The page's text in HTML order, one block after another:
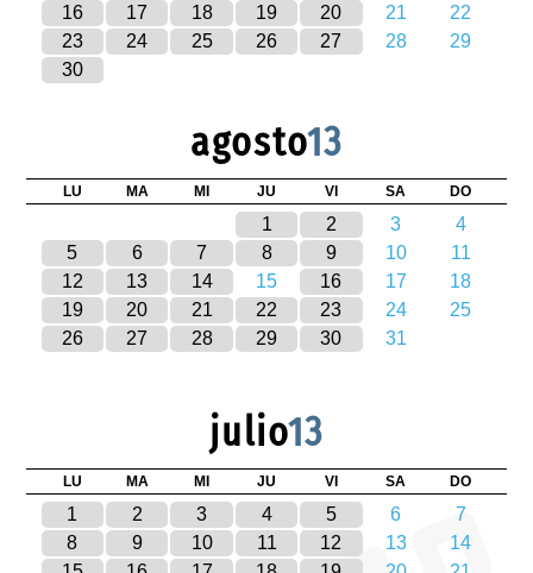
16
17 18 19 20 21
22
23
24 25 26 27 28
29
30
agosto13
LU MA MI JU VI SA DO
1 2 3
4
5
6 7 8 9 10
11
12
13 14 15 16 17
18
19
20 21 22 23 24
25
26
27 28 29 30 31
julio13
LU MA MI JU VI SA DO
1 2 3 4 5 6
7
8
9 10 11 12 13
14